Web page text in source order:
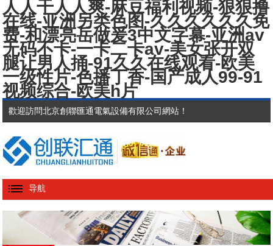
人人干人人爽-麻豆福利视频-狠狠撸
在线-亚洲另类色图-久久久久久久免
费-和漂亮岳做爰3中文字幕-亚洲av
无码不卡-一卡二卡av-美女张开双
腿让男人捅-91久久在线观看-欧美
一级性片-色播丁香-国产成人99-91
视频综合-欧美h片
歡迎訪問北京創聯匯通電氣設備有限公司網站！
导航